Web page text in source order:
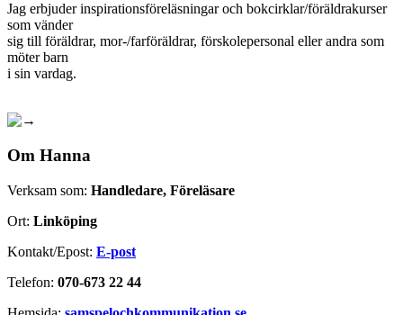
Jag erbjuder inspirationsföreläsningar och bokcirklar/föräldrakurser
som vänder
sig till föräldrar, mor-/farföräldrar, förskolepersonal eller andra som
möter barn
i sin vardag.
Om Hanna
Verksam som: Handledare, Föreläsare
Ort: Linköping
Kontakt/Epost: E-post
Telefon: 070-673 22 44